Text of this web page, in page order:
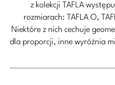
z kolekcji TAFLA
rozmiarach: TAFLA O,
Niektóre z nich cechuje
dla proporcji, inne wyróżnia